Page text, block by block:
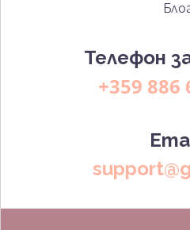
Телефон
+359 886